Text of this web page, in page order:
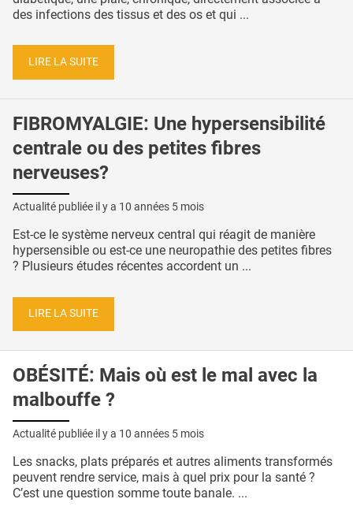
des infections des tissus et des os et qui ...
LIRE LA SUITE
FIBROMYALGIE: Une hypersensibilité
centrale ou des petites fibres
nerveuses?
Actualité publiée il y a 10 années 5 mois
Est-ce le système nerveux central qui réagit de manière
hypersensible ou est-ce une neuropathie des petites fibres
? Plusieurs études récentes accordent un ...
LIRE LA SUITE
OBÉSITÉ: Mais où est le mal avec la
malbouffe ?
Actualité publiée il y a 10 années 5 mois
Les snacks, plats préparés et autres aliments transformés
peuvent rendre service, mais à quel prix pour la santé ?
C’est une question somme toute banale. ...